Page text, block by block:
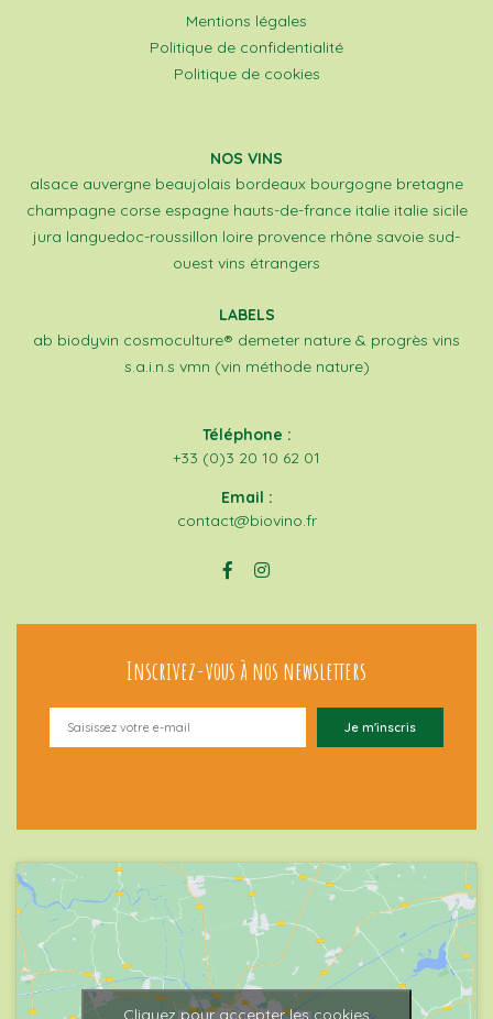
Mentions légales
Politique de confidentialité
Politique de cookies
NOS VINS
alsace auvergne beaujolais bordeaux bourgogne bretagne
champagne corse espagne hauts-de-france italie italie sicile
jura languedoc-roussillon loire provence rhône savoie sud-
ouest vins étrangers
LABELS
ab biodyvin cosmoculture® demeter nature & progrès vins
s.a.i.n.s vmn (vin méthode nature)
Téléphone :
+33 (0)3 20 10 62 01
Email :
contact@biovino.fr
Inscrivez-vous à nos newsletters
Cliquez pour accepter les cookies